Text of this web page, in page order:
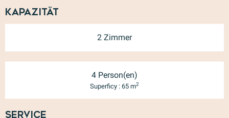
Kapazität
2 Zimmer
4 Person(en)
Superficy : 65 m2
Service